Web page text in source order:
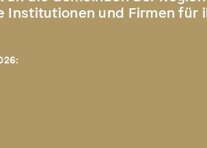
Institutionen und Firmen für